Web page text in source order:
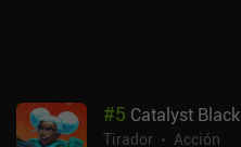
#5 Catalyst Black
Tirador
Acción